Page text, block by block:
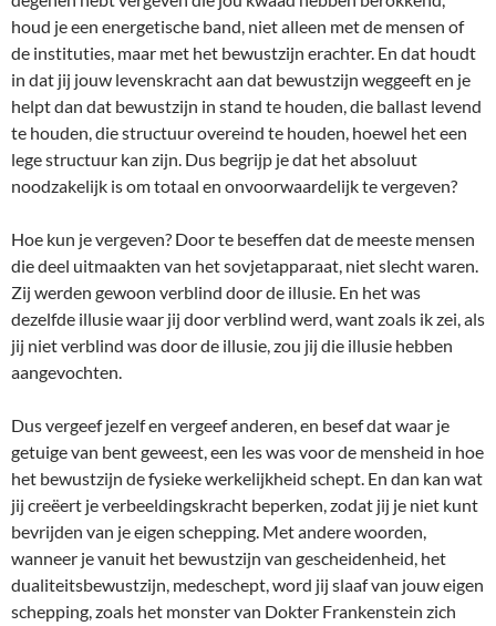
houd je een energetische band, niet alleen met de mensen of
de instituties, maar met het bewustzijn erachter. En dat houdt
in dat jij jouw levenskracht aan dat bewustzijn weggeeft en je
helpt dan dat bewustzijn in stand te houden, die ballast levend
te houden, die structuur overeind te houden, hoewel het een
lege structuur kan zijn. Dus begrijp je dat het absoluut
noodzakelijk is om totaal en onvoorwaardelijk te vergeven?
Hoe kun je vergeven? Door te beseffen dat de meeste mensen
die deel uitmaakten van het sovjetapparaat, niet slecht waren.
Zij werden gewoon verblind door de illusie. En het was
dezelfde illusie waar jij door verblind werd, want zoals ik zei, als
jij niet verblind was door de illusie, zou jij die illusie hebben
aangevochten.
Dus vergeef jezelf en vergeef anderen, en besef dat waar je
getuige van bent geweest, een les was voor de mensheid in hoe
het bewustzijn de fysieke werkelijkheid schept. En dan kan wat
jij creëert je verbeeldingskracht beperken, zodat jij je niet kunt
bevrijden van je eigen schepping. Met andere woorden,
wanneer je vanuit het bewustzijn van gescheidenheid, het
dualiteitsbewustzijn, medeschept, word jij slaaf van jouw eigen
schepping, zoals het monster van Dokter Frankenstein zich